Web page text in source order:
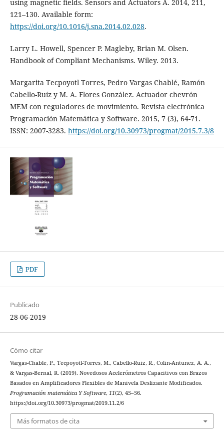
using magnetic fields. Sensors and Actuators A. 2014, 211,
121–130. Available form:
https://doi.org/10.1016/j.sna.2014.02.028.
Larry L. Howell, Spencer P. Magleby, Brian M. Olsen.
Handbook of Compliant Mechanisms. Wiley. 2013.
Margarita Tecpoyotl Torres, Pedro Vargas Chablé, Ramón
Cabello-Ruíz y M. A. Flores González. Actuador chevrón
MEM con reguladores de movimiento. Revista electrónica
Programación Matemática y Software. 2015, 7 (3), 64-71.
ISSN: 2007-3283. https://doi.org/10.30973/progmat/2015.7.3/8
PDF
Publicado
28-06-2019
Cómo citar
Vargas-Chable, P., Tecpoyotl-Torres, M., Cabello-Ruiz, R., Colin-Antunez, A. A.,
& Vargas-Bernal, R. (2019). Novedosos Acelerómetros Capacitivos con Brazos
Basados en Amplificadores Flexibles de Manivela Deslizante Modificados.
Programación matemática Y Software, 11(2), 45–56.
https://doi.org/10.30973/progmat/2019.11.2/6
Más formatos de cita